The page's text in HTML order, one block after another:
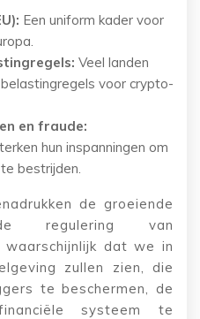
Een uniform kader voor
Veel landen
voor crypto-
en fraude:
hun inspanningen om
bestrijden.
de groeiende
regulering van
dat we in
zullen zien, die
te beschermen, de
systeem te